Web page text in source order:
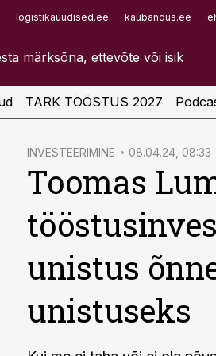
logistikauudised.ee kaubandus.ee
Infopank
TARK TÖÖSTUS 2027
INVESTEERIMINE 08.04.24, 08:33
Toomas
unistus
unistuseks